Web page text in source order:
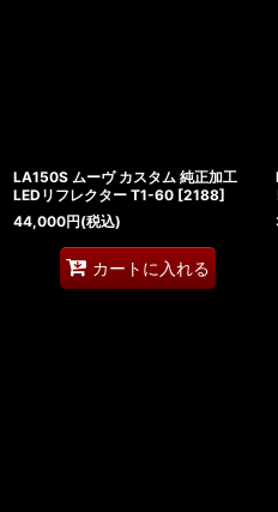
LA150S ムーヴ カスタム 純正加工
LEDリフレクター T1-60 [2188]
44,000円(税込)
カートに入れる